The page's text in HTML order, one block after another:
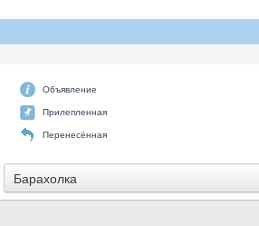
Объявление
Прилепленная
Перенесённая
Барахолка